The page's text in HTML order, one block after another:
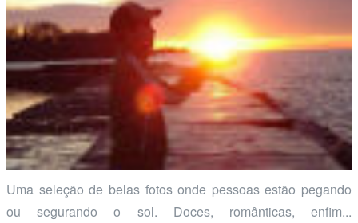
Uma seleção de belas fotos onde pessoas estão pegando
ou segurando o sol. Doces, românticas, enfim...